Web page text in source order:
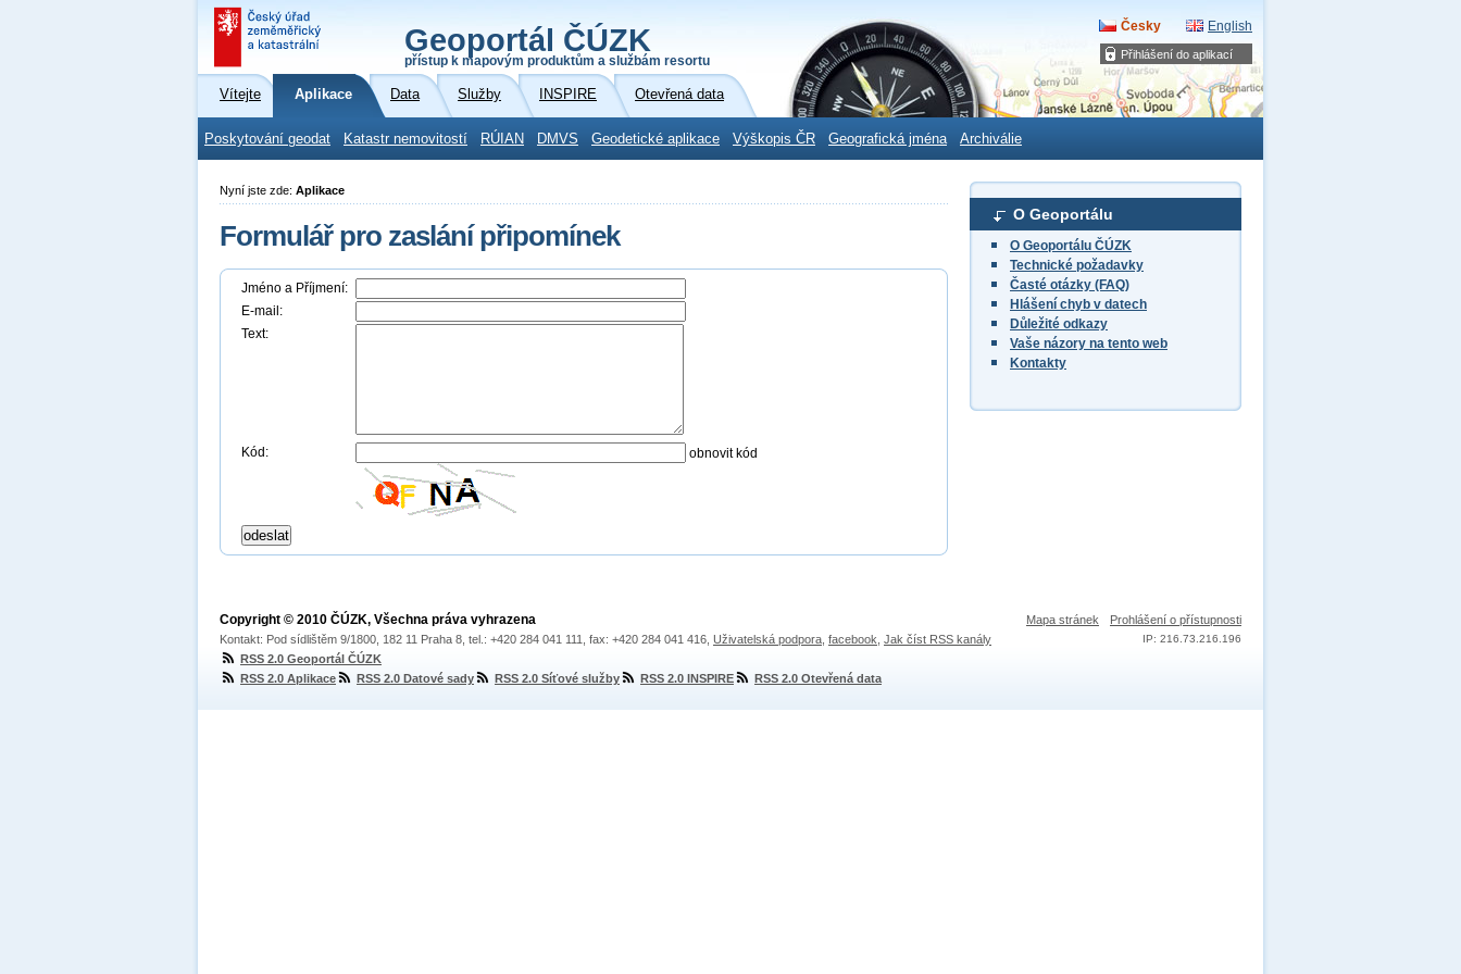
Přihlášení do aplikací
Geoportál ČÚZK
přístup k mapovým produktům a službám resortu
Česky English
Vítejte Aplikace Data Služby INSPIRE Otevřená data
Poskytování geodat Katastr nemovitostí RÚIAN DMVS Geodetické aplikace Výškopis ČR Geografická jména Archiválie
O Geoportálu
O Geoportálu ČÚZK
Technické požadavky
Časté otázky (FAQ)
Hlášení chyb v datech
Důležité odkazy
Vaše názory na tento web
Kontakty
Nyní jste zde: Aplikace
Formulář pro zaslání připomínek
Jméno a Příjmení:
E-mail:
Text:
Kód: obnovit kód
Mapa stránek Prohlášení o přístupnosti
IP: 216.73.216.196
Copyright © 2010 ČÚZK, Všechna práva vyhrazena
Kontakt: Pod sídlištěm 9/1800, 182 11 Praha 8, tel.: +420 284 041 111, fax: +420 284 041 416, Uživatelská podpora facebook Jak číst RSS kanály
RSS 2.0 Geoportál ČÚZK
RSS 2.0 Aplikace
RSS 2.0 Datové sady RSS 2.0 Síťové služby RSS 2.0 INSPIRE RSS 2.0 Otevřená data